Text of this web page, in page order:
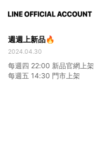
週週上新品🔥
2024.04.30
每週四 22:00 新品官網上架
每週五 14:30 門市上架